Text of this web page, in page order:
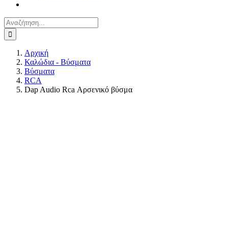
Αναζήτηση
για:
Αρχική
Καλώδια - Βύσματα
Βύσματα
RCA
Dap Audio Rca Αρσενικό βύσμα